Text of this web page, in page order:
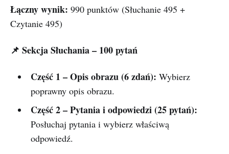
Łączny wynik: 990 punktów (Słuchanie 495 +
Czytanie 495)
📌 Sekcja Słuchania – 100 pytań
Część 1 – Opis obrazu (6 zdań): Wybierz
poprawny opis obrazu.
Część 2 – Pytania i odpowiedzi (25 pytań):
Posłuchaj pytania i wybierz właściwą
odpowiedź.